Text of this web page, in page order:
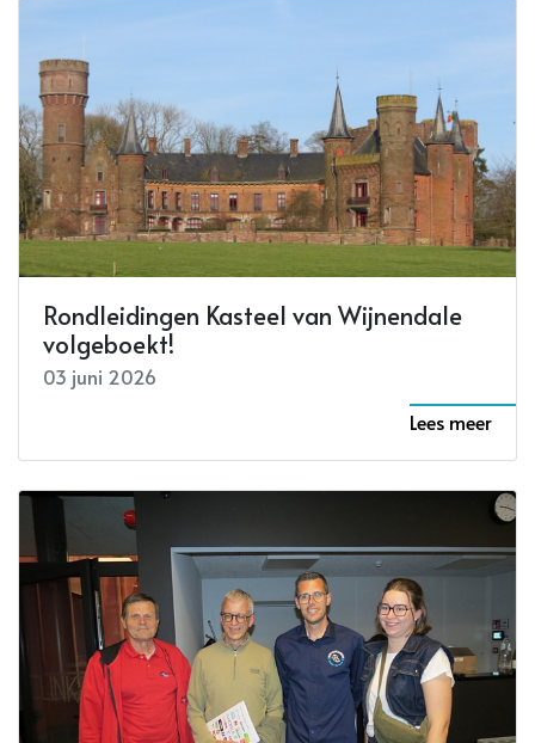
Rondleidingen Kasteel van Wijnendale
volgeboekt!
03 juni 2026
Lees meer